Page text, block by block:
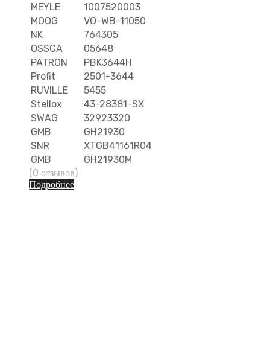
MEYLE
1007520003
MOOG
VO-WB-11050
NK
764305
OSSCA
05648
PATRON
PBK3644H
Profit
2501-3644
RUVILLE
5455
Stellox
43-28381-SX
SWAG
32923320
GMB
GH21930
SNR
XTGB41161R04
GMB
GH21930M
(0 отзывов)
Подробнее